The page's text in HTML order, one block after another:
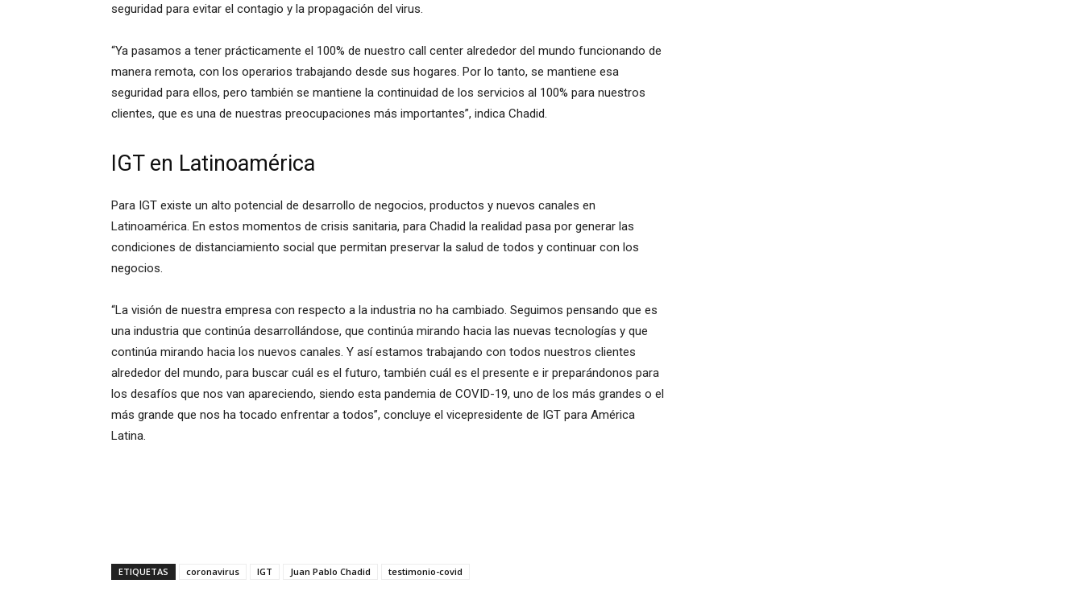
seguridad para evitar el contagio y la propagación del virus.
“Ya pasamos a tener prácticamente el 100% de nuestro call center alrededor del mundo funcionando de
manera remota, con los operarios trabajando desde sus hogares. Por lo tanto, se mantiene esa
seguridad para ellos, pero también se mantiene la continuidad de los servicios al 100% para nuestros
clientes, que es una de nuestras preocupaciones más importantes”, indica Chadid.
IGT en Latinoamérica
Para IGT existe un alto potencial de desarrollo de negocios, productos y nuevos canales en
Latinoamérica. En estos momentos de crisis sanitaria, para Chadid la realidad pasa por generar las
condiciones de distanciamiento social que permitan preservar la salud de todos y continuar con los
negocios.
“La visión de nuestra empresa con respecto a la industria no ha cambiado. Seguimos pensando que es
una industria que continúa desarrollándose, que continúa mirando hacia las nuevas tecnologías y que
continúa mirando hacia los nuevos canales. Y así estamos trabajando con todos nuestros clientes
alrededor del mundo, para buscar cuál es el futuro, también cuál es el presente e ir preparándonos para
los desafíos que nos van apareciendo, siendo esta pandemia de COVID-19, uno de los más grandes o el
más grande que nos ha tocado enfrentar a todos”, concluye el vicepresidente de IGT para América
Latina.
ETIQUETAS coronavirus IGT Juan Pablo Chadid testimonio-covid